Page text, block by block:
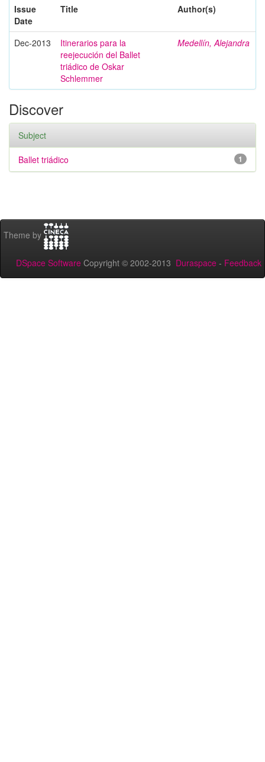
Issue
Date
Title Author(s)
Dec-2013
Itinerarios para la
reejecución del Ballet
triádico de Oskar
Schlemmer
Medellín, Alejandra
Discover
Subject
1
Ballet triádico
Theme by
DSpace Software Copyright © 2002-2013 Duraspace - Feedback